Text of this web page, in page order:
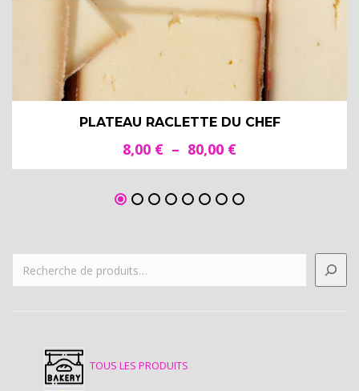
PLATEAU RACLETTE DU CHEF
8,00 € – 80,00 €Plage
de
prix :
80,00 €
TOUS LES PRODUITS